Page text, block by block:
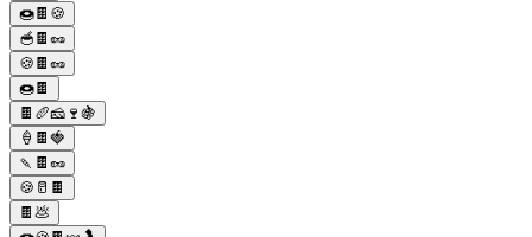
🍩🍫🍪
🥣🍫🥜
🍪🍫🥜
🍩🍫
🍫🥖🧀🍷🍇
🍦🍫🍓
🍡🍫🥜
🍪🥛🍫
🍫💩